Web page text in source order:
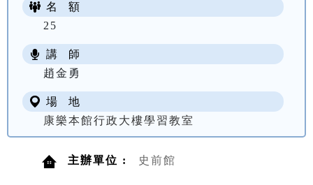
名 額
25
講 師
趙金勇
場 地
康樂本館行政大樓學習教室
主辦單位 : 史前館